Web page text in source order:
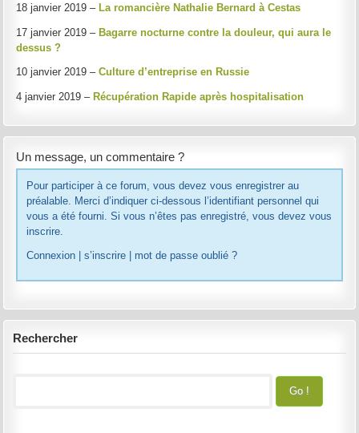
18 janvier 2019 – La romancière Nathalie Bernard à Cestas
17 janvier 2019 –Bagarre nocturne contre la douleur, qui aura le
dessus ?
10 janvier 2019 –Culture d’entreprise en Russie
4 janvier 2019 –Récupération Rapide après hospitalisation
Un message, un commentaire ?
Pour participer à ce forum, vous devez vous enregistrer au
préalable. Merci d’indiquer ci-dessous l’identifiant personnel qui
vous a été fourni. Si vous n’êtes pas enregistré, vous devez vous
inscrire.
Connexion
s’inscrire mot de passe oublié ?
Rechercher